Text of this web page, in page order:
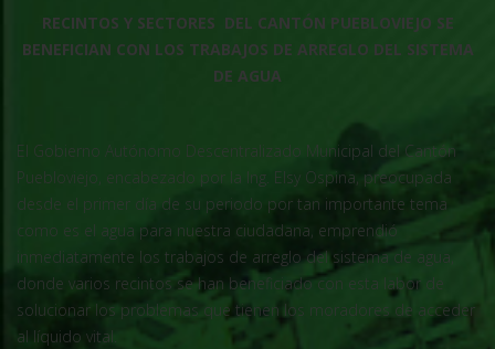
RECINTOS Y SECTORES DEL CANTÓN PUEBLOVIEJO SE
BENEFICIAN CON LOS TRABAJOS DE ARREGLO DEL SISTEMA
DE AGUA
El Gobierno Autónomo Descentralizado Municipal del Cantón
Puebloviejo, encabezado por la Ing. Elsy Ospina, preocupada
desde el primer día de su periodo por tan importante tema
como es el agua para nuestra ciudadana, emprendió
inmediatamente los trabajos de arreglo del sistema de agua,
donde varios recintos se han beneficiado con esta labor de
solucionar los problemas que tienen los moradores de acceder
al líquido vital.